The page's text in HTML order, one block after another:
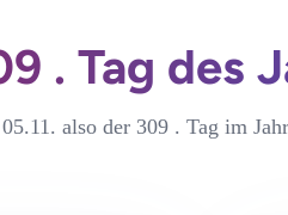
. Tag des
also der 309 . Tag im